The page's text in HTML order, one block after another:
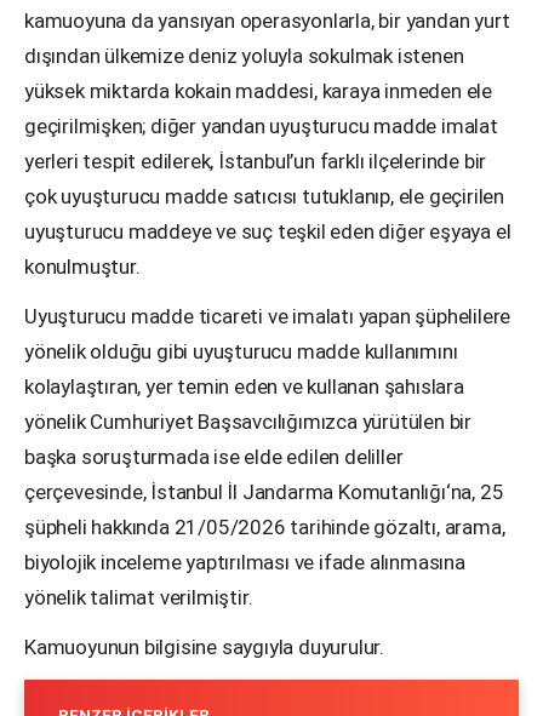
kamuoyuna da yansıyan operasyonlarla, bir yandan yurt
dışından ülkemize deniz yoluyla sokulmak istenen
yüksek miktarda kokain maddesi, karaya inmeden ele
geçirilmişken; diğer yandan uyuşturucu madde imalat
yerleri tespit edilerek, İstanbul’un farklı ilçelerinde bir
çok uyuşturucu madde satıcısı tutuklanıp, ele geçirilen
uyuşturucu maddeye ve suç teşkil eden diğer eşyaya el
konulmuştur.
Uyuşturucu madde ticareti ve imalatı yapan şüphelilere
yönelik olduğu gibi uyuşturucu madde kullanımını
kolaylaştıran, yer temin eden ve kullanan şahıslara
yönelik Cumhuriyet Başsavcılığımızca yürütülen bir
başka soruşturmada ise elde edilen deliller
çerçevesinde, İstanbul İl Jandarma Komutanlığı‘na, 25
şüpheli hakkında 21/05/2026 tarihinde gözaltı, arama,
biyolojik inceleme yaptırılması ve ifade alınmasına
yönelik talimat verilmiştir.
Kamuoyunun bilgisine saygıyla duyurulur.